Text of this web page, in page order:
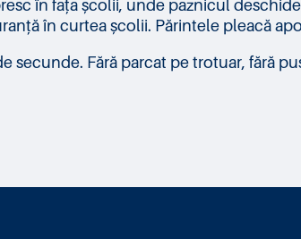
în fața școlii, unde paznicul
în curtea școlii. Părintele pleacă
secunde. Fără parcat pe trotuar, fără